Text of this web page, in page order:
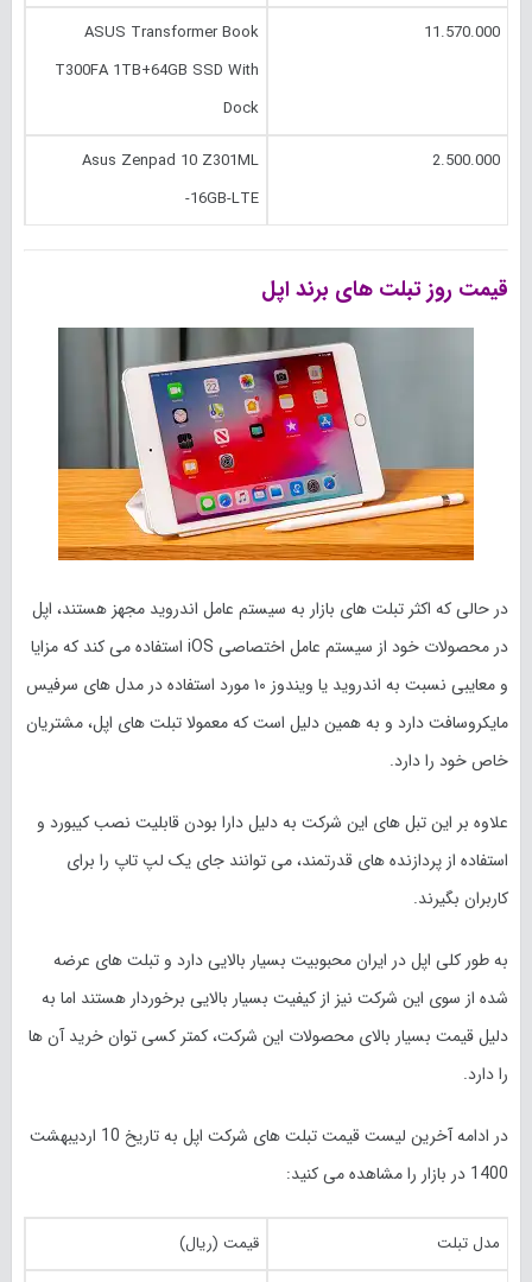
11.570.000
ASUS Transformer Book
T300FA 1TB+64GB SSD With
Dock
2.500.000
Asus Zenpad 10 Z301ML
-16GB-LTE
قیمت روز تبلت های برند اپل
در حالی که اکثر تبلت های بازار به سیستم عامل اندروید مجهز هستند، اپل
در محصولات خود از سیستم عامل اختصاصی iOS استفاده می کند که مزایا
و معایبی نسبت به اندروید یا ویندوز ۱۰ مورد استفاده در مدل های سرفیس
مایکروسافت دارد و به همین دلیل است که معمولا تبلت های اپل، مشتریان
خاص خود را دارد.
علاوه بر این تبل ‎‌های این شرکت به دلیل دارا بودن قابلیت نصب کیبورد و
استفاده از پردازنده های قدرتمند، می توانند جای یک لپ تاپ را برای
کاربران بگیرند.
به طور کلی اپل در ایران محبوبیت بسیار بالایی دارد و تبلت های عرضه
شده از سوی این شرکت نیز از کیفیت بسیار بالایی برخوردار هستند اما به
دلیل قیمت بسیار بالای محصولات این شرکت، کمتر کسی توان خرید آن ها
را دارد.
در ادامه آخرین لیست قیمت تبلت های شرکت اپل به تاریخ 10 اردیبهشت
1400 در بازار را مشاهده می کنید:
مدل تبلت قیمت (ریال)